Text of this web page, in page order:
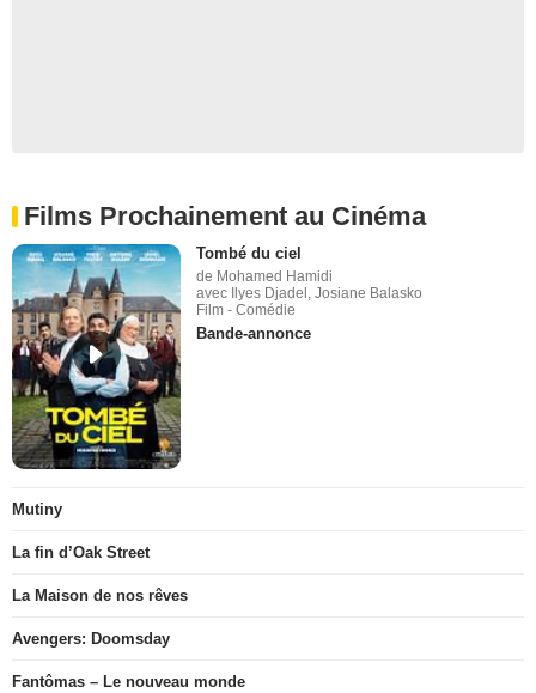
Films Prochainement au Cinéma
Tombé du ciel
de Mohamed Hamidi
avec Ilyes Djadel, Josiane Balasko
Film - Comédie
Bande-annonce
Mutiny
La fin d’Oak Street
La Maison de nos rêves
Avengers: Doomsday
Fantômas – Le nouveau monde